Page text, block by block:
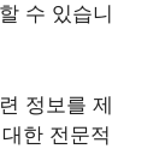
수 있습니
정보를 제
한 전문적